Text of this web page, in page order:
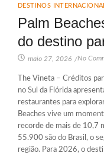
DESTINOS
Palm
do destino
maio 27, 2026 /No
The Vineta – Créditos
no Sul da Flórida
restaurantes para
Beaches vive um
recorde de mais de 10,7
55.900 são do Brasil, o
região. Para 2026, o